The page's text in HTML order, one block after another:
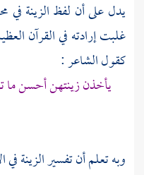
يدل على أن لفظ الزينة في
غلبت إرادته في القرآن
كقول الشاعر :
يأخذن زينتهن أحسن
وبه تعلم أن تفسير الزينة